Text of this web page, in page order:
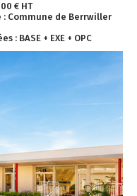
€ HT ​
Commune de Berrwiller
: BASE + EXE + OPC